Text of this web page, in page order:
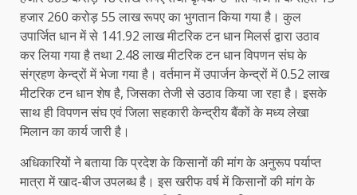
हजार 260 करोड़ 55 लाख रूपए का भुगतान किया गया है। कुल
उपार्जित धान में से 141.92 लाख मीटरिक टन धान मिलर्स द्वारा उठाव
कर लिया गया है तथा 2.48 लाख मीटरिक टन धान विपणन संघ के
संग्रहण केन्द्रों में भेजा गया है। वर्तमान में उपार्जन केन्द्रों में 0.52 लाख
मीटरिक टन धान शेष है, जिसका तेजी से उठाव किया जा रहा है। इसके
साथ ही विपणन संघ एवं जिला सहकारी केन्द्रीय बैंकों के मध्य लेखा
मिलान का कार्य जारी है।
अधिकारियों ने बताया कि प्रदेश के किसानों की मांग के अनुरूप पर्याप्त
मात्रा में खाद-बीज उपलब्ध है। इस खरीफ वर्ष में किसानों की मांग के